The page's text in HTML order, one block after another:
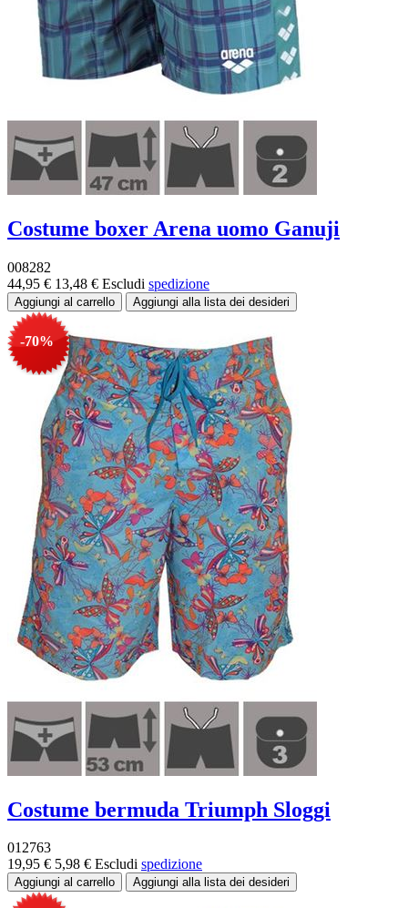
Costume boxer Arena uomo Ganuji
008282
44,95 € 13,48 € Escludi spedizione
-70%
Costume bermuda Triumph Sloggi
012763
19,95 € 5,98 € Escludi spedizione